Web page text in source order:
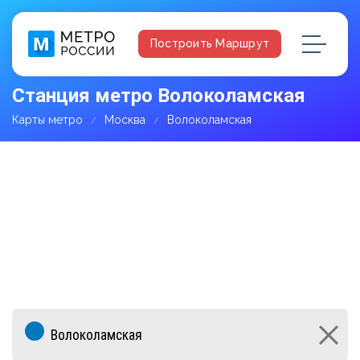
Построить Маршрут
Станция метро Волоколамская
Карты метро Москва Волоколамская